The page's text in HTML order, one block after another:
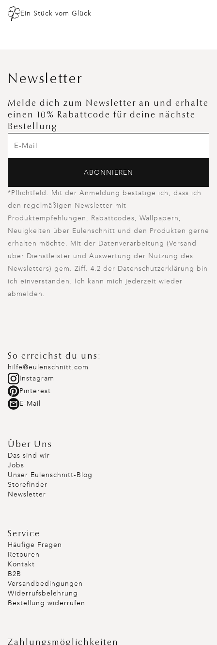
Ein Stück vom Glück
Newsletter
Melde dich zum Newsletter an und erhalte
einen 10% Rabattcode für deine nächste
Bestellung
ABONNIEREN
*Pflichtfeld. Mit der Anmeldung bestätige ich, dass ich
den regelmäßigen Newsletter mit
Produktempfehlungen, Rabattcodes, Wallpapern,
Neuigkeiten über Eulenschnitt und den Produkten gerne
erhalten möchte. Mit der Datenverarbeitung (Versand
über Dienstleister und Auswertung der Nutzung des
Newsletters) gem. Ziff. 4.2 der Datenschutzerklärung bin
ich einverstanden. Ich kann mich jederzeit wieder
abmelden.
So erreichst du uns:
hilfe@eulenschnitt.com
Instagram
Pinterest
E-Mail
Über Uns
Das sind wir
Jobs
Unser Eulenschnitt-Blog
Storefinder
Newsletter
Service
Häufige Fragen
Retouren
Kontakt
B2B
Versandbedingungen
Widerrufsbelehrung
Bestellung widerrufen
Zahlungsmöglichkeiten